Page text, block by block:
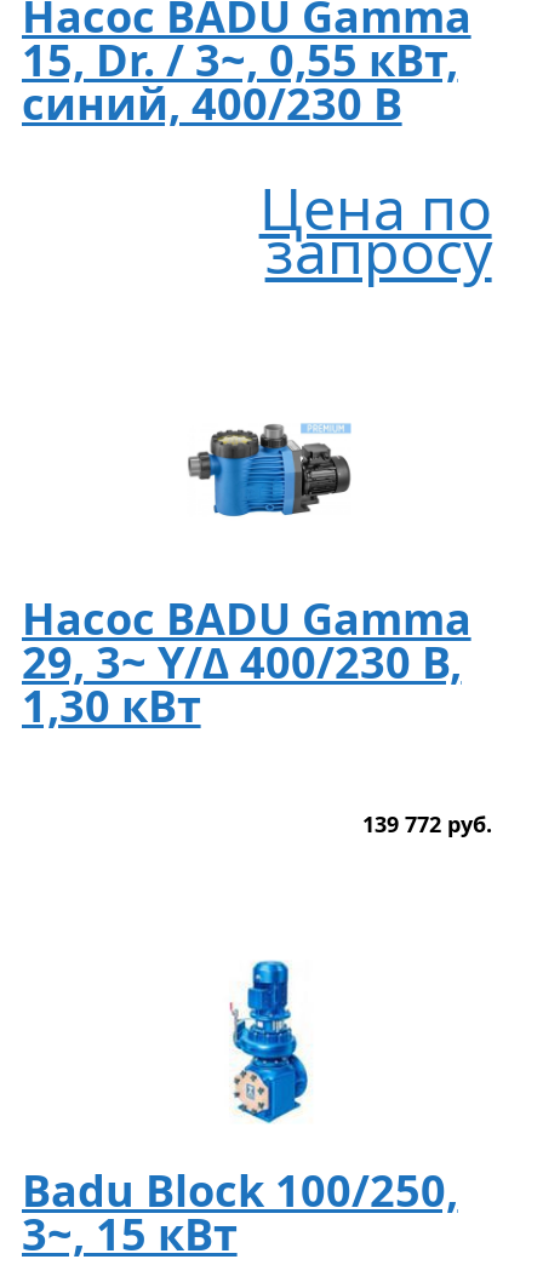
Насос BADU Gamma
15, Dr. / 3~, 0,55 кВт,
синий, 400/230 В
Цена по
запросу
Насос BADU Gamma
29, 3~ Y/∆ 400/230 В,
1,30 кВт
139 772 руб.
Badu Block 100/250,
3~, 15 кВт